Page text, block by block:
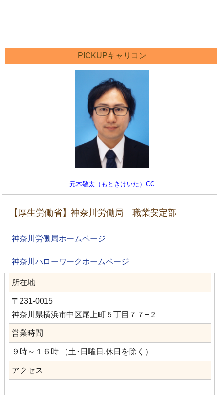
PICKUPキャリコン
元木敬太（もときけいた）CC
【厚生労働省】神奈川労働局 職業安定部
神奈川労働局ホームページ
神奈川ハローワークホームページ
所在地
〒231-0015
神奈川県横浜市中区尾上町５丁目７７−２
営業時間
９時～１６時 （土･日曜日,休日を除く）
アクセス